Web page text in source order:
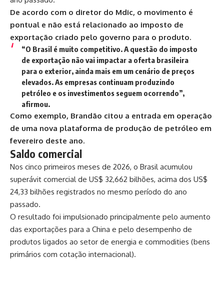
De acordo com o diretor do Mdic, o movimento é
pontual e não está relacionado ao imposto de
exportação criado pelo governo para o produto.
“O Brasil é muito competitivo. A questão do imposto
de exportação não vai impactar a oferta brasileira
para o exterior, ainda mais em um cenário de preços
elevados. As empresas continuam produzindo
petróleo e os investimentos seguem ocorrendo”,
afirmou.
Como exemplo, Brandão citou a entrada em operação
de uma nova plataforma de produção de petróleo em
fevereiro deste ano.
Saldo comercial
Nos cinco primeiros meses de 2026, o Brasilacumulou
superávit comercial de US$ 32,662 bilhões, acima dos US$
24,33 bilhões registrados no mesmo período do ano
passado.
O resultado foi impulsionado principalmente pelo aumento
das exportações para a China e pelo desempenho de
produtos ligados ao setor de energia e commodities (bens
primários com cotação internacional).